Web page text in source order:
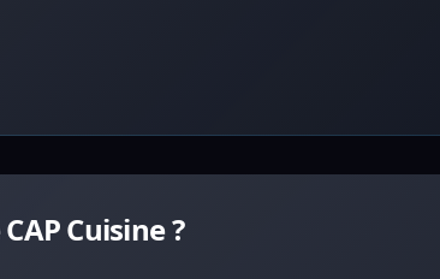
Cuisine ?